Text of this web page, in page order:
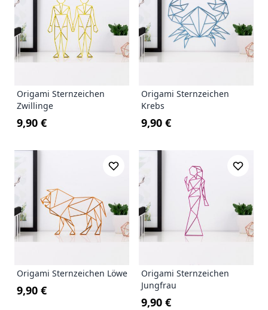
Origami Sternzeichen
Zwillinge
9,90 €
Origami Sternzeichen
Krebs
9,90 €
Origami Sternzeichen Löwe
9,90 €
Origami Sternzeichen
Jungfrau
9,90 €